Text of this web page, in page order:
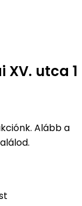
utca 1
Alább a